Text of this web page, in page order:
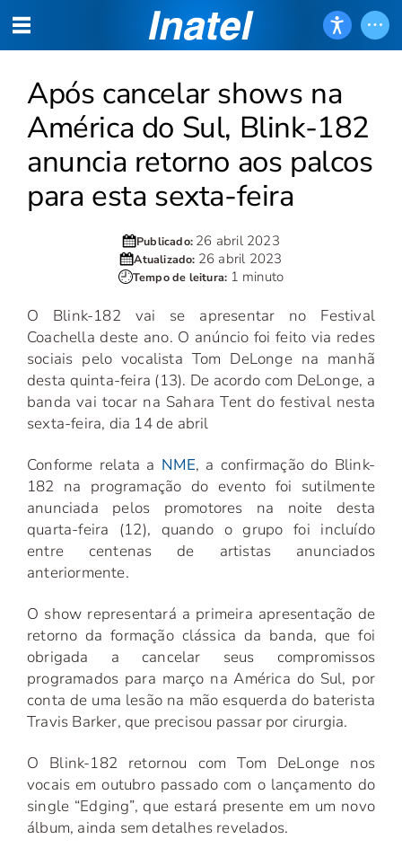
Após cancelar shows na
América do Sul, Blink-182
anuncia retorno aos palcos
para esta sexta-feira
Publicado: 26 abril 2023
Atualizado: 26 abril 2023
Tempo de leitura: 1 minuto
O Blink-182 vai se apresentar no Festival
Coachella deste ano. O anúncio foi feito via redes
sociais pelo vocalista Tom DeLonge na manhã
desta quinta-feira (13). De acordo com DeLonge, a
banda vai tocar na Sahara Tent do festival nesta
sexta-feira, dia 14 de abril
Conforme relata a NME, a confirmação do Blink-
182 na programação do evento foi sutilmente
anunciada pelos promotores na noite desta
quarta-feira (12), quando o grupo foi incluído
entre centenas de artistas anunciados
anteriormente.
O show representará a primeira apresentação de
retorno da formação clássica da banda, que foi
obrigada a cancelar seus compromissos
programados para março na América do Sul, por
conta de uma lesão na mão esquerda do baterista
Travis Barker, que precisou passar por cirurgia.
O Blink-182 retornou com Tom DeLonge nos
vocais em outubro passado com o lançamento do
single “Edging”, que estará presente em um novo
álbum, ainda sem detalhes revelados.